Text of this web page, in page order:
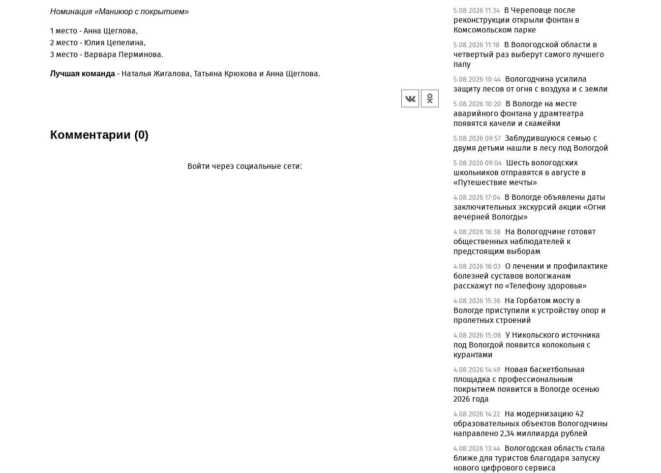
Номинация «Маникюр с покрытием»
1 место - Анна Щеглова,
2 место - Юлия Цепелина,
3 место - Варвара Перминова.
Лучшая команда - Наталья Жигалова, Татьяна Крюкова и Анна Щеглова.
Комментарии (0)
Войти через социальные сети:
5.08.2026 11:34 В Череповце после
реконструкции открыли фонтан в
Комсомольском парке
5.08.2026 11:18
В Вологодской области в
четвертый раз выберут самого лучшего
папу
5.08.2026 10:44 Вологодчина усилила
защиту лесов от огня с воздуха и с земли
5.08.2026 10:20
В Вологде на месте
аварийного фонтана у драмтеатра
появятся качели и скамейки
5.08.2026 09:57 Заблудившуюся семью с
двумя детьми нашли в лесу под Вологдой
5.08.2026 09:04 Шесть вологодских
школьников отправятся в августе в
«Путешествие мечты»
4.08.2026 17:04 В Вологде объявлены даты
заключительных экскурсий акции «Огни
вечерней Вологды»
4.08.2026 16:38
На Вологодчине готовят
общественных наблюдателей к
предстоящим выборам
4.08.2026 16:03 О лечении и профилактике
болезней суставов вологжанам
расскажут по «Телефону здоровья»
4.08.2026 15:36 На Горбатом мосту в
Вологде приступили к устройству опор и
пролетных строений
4.08.2026 15:08 У Никольского источника
под Вологдой появится колокольня с
курантами
4.08.2026 14:49 Новая баскетбольная
площадка с профессиональным
покрытием появится в Вологде осенью
2026 года
4.08.2026 14:22
На модернизацию 42
образовательных объектов Вологодчины
направлено 2,34 миллиарда рублей
4.08.2026 13:44 Вологодская область стала
ближе для туристов благодаря запуску
нового цифрового сервиса